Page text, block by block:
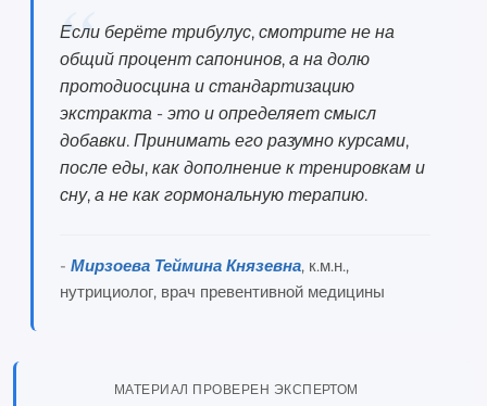
Если берёте трибулус, смотрите не на
общий процент сапонинов, а на долю
протодиосцина и стандартизацию
экстракта - это и определяет смысл
добавки. Принимать его разумно курсами,
после еды, как дополнение к тренировкам и
сну, а не как гормональную терапию.
- Мирзоева Теймина Князевна, к.м.н.,
нутрициолог, врач превентивной медицины
МАТЕРИАЛ ПРОВЕРЕН ЭКСПЕРТОМ